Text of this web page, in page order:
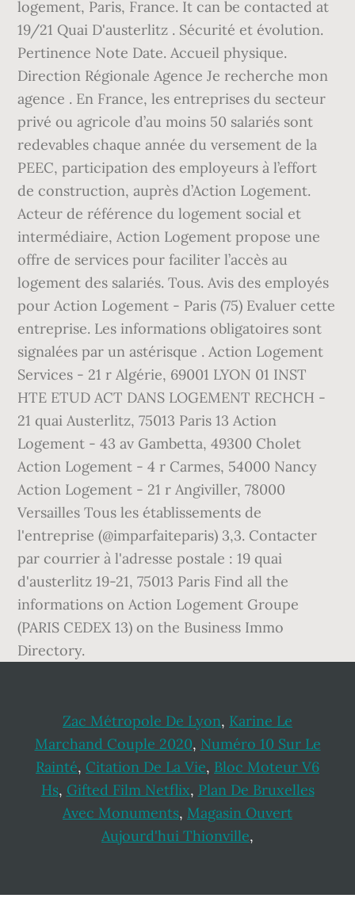
Zac Métropole De Lyon, Karine Le
Marchand Couple 2020, Numéro 10 Sur Le
Rainté, Citation De La Vie, Bloc Moteur V6
Hs, Gifted Film Netflix, Plan De Bruxelles
Avec Monuments, Magasin Ouvert
Aujourd'hui Thionville,